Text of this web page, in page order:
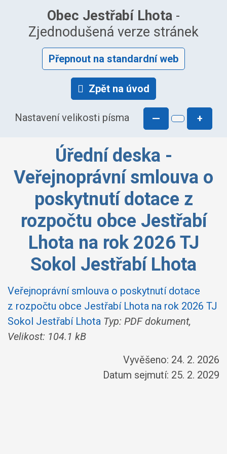
Obec Jestřabí Lhota -
Zjednodušená verze stránek
Přepnout na standardní web
Zpět na úvod
Nastavení velikosti písma — +
Úřední deska -
Veřejnoprávní smlouva o
poskytnutí dotace z
rozpočtu obce Jestřabí
Lhota na rok 2026 TJ
Sokol Jestřabí Lhota
Veřejnoprávní smlouva o poskytnutí dotace
z rozpočtu obce Jestřabí Lhota na rok 2026 TJ
Sokol Jestřabí Lhota Typ: PDF dokument,
Velikost: 104.1 kB
Vyvěšeno: 24. 2. 2026
Datum sejmutí: 25. 2. 2029